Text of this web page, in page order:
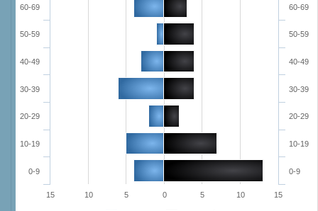
0-9
10-19
20-29
30-39
40-49
50-59
60-69
0-9
10-19
20-29
30-39
40-49
50-59
60-69
15 10 5 0 5 10 15